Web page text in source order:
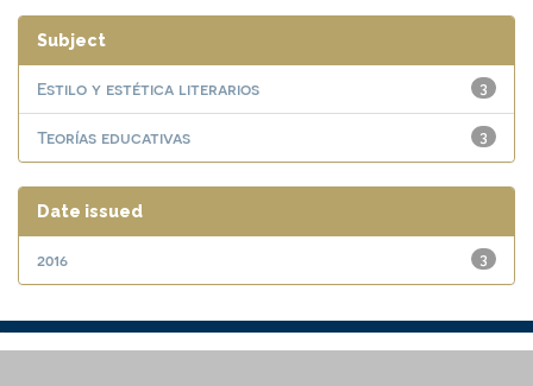
Subject
3
Estilo y estética literarios
3
Teorías educativas
Date issued
3
2016